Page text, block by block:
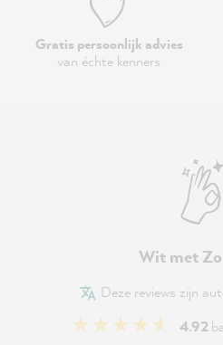
Gratis persoonlijk advies
van échte kenners
Wit met
Deze reviews zijn
4.92